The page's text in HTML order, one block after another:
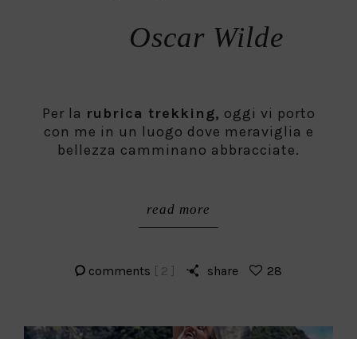
Oscar Wilde
Per la rubrica trekking, oggi vi porto
con me in un luogo dove meraviglia e
bellezza camminano abbracciate.
read more
comments [ 2 ] share 28